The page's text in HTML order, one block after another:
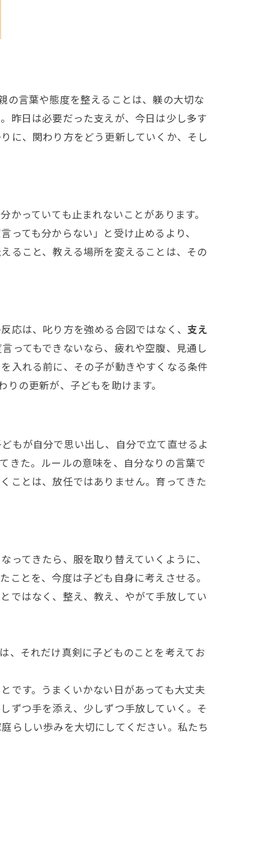
言葉や態度を整えることは、躾の大切な
昨日は必要だった支えが、今日は少し多す
に、関わり方をどう更新していくか、そし
かっていても止まれないことがあります。
ても分からない」と受け止めるより、
ること、教える場所を変えることは、その
応は、叱り方を強める合図ではなく、支え
ってもできないなら、疲れや空腹、見通し
入れる前に、その子が動きやすくなる条件
の更新が、子どもを助けます。
もが自分で思い出し、自分で立て直せるよ
きた。ルールの意味を、自分なりの言葉で
ことは、放任ではありません。育ってきた
てきたら、服を取り替えていくように、
とを、今度は子ども自身に考えさせる。
ではなく、整え、教え、やがて手放してい
、それだけ真剣に子どものことを考えてお
です。うまくいかない日があっても大丈夫
ずつ手を添え、少しずつ手放していく。そ
らしい歩みを大切にしてください。私たち